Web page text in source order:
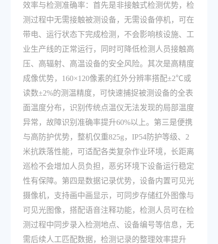
效率与检测准确率：首先是非接触式检测优势，检
测过程中无需接触被测设备，无需设备停机，可在
带电、运行状态下完成检测，不会影响核设施、工
业生产线的正常运行，同时可降低检测人员接触高
压、高辐射、高温设备的安全风险。其次是高精度
成像优势，160×120像素的红外分辨率搭配±2℃或
读数±2%的测温精度，可快速捕捉被测设备的全表
面温度分布，识别传统点温仪无法发现的局部温度
异常，故障识别准确率提升60%以上。第三是便携
与高防护优势，整机仅重825g，IP54防护等级、2
米抗跌落性能，可适配各类复杂作业环境，长距离
巡检不会增加人员负担，恶劣环境下设备运行稳定
性有保障。第四是数据记录优势，设备内置可见光
摄像机，支持画中画显示，可同步存储红外图像与
可见光图像，搭配语音注释功能，检测人员可在检
测过程中同步录入检测地点、设备编号等信息，无
需后续人工匹配数据，检测记录的整理效率提升